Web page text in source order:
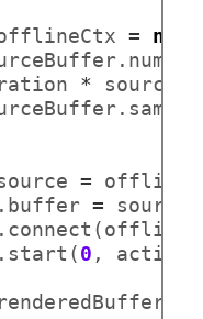
= new
*
=
=
0 ,